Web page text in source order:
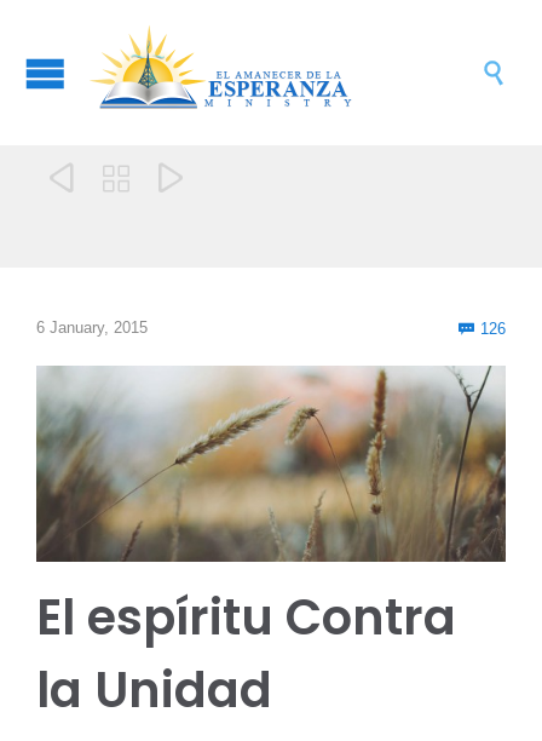

  
6 January, 2015  126
El espíritu Contra
la Unidad